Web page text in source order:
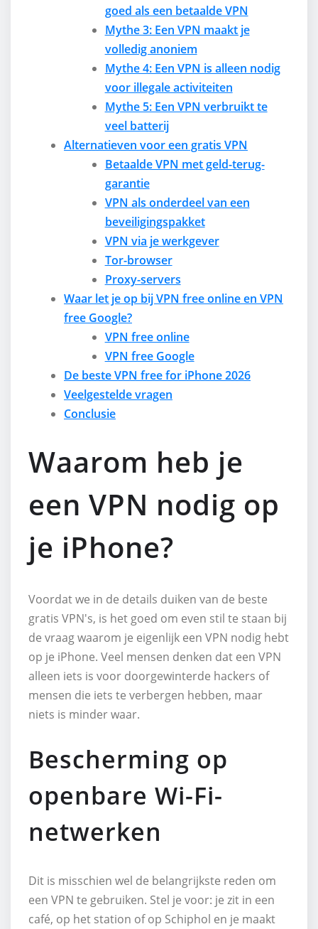
goed als een betaalde VPN
Mythe 3: Een VPN maakt je
volledig anoniem
Mythe 4: Een VPN is alleen nodig
voor illegale activiteiten
Mythe 5: Een VPN verbruikt te
veel batterij
Alternatieven voor een gratis VPN
Betaalde VPN met geld-terug-
garantie
VPN als onderdeel van een
beveiligingspakket
VPN via je werkgever
Tor-browser
Proxy-servers
Waar let je op bij VPN free online en VPN
free Google?
VPN free online
VPN free Google
De beste VPN free for iPhone 2026
Veelgestelde vragen
Conclusie
Waarom heb je
een VPN nodig op
je iPhone?
Voordat we in de details duiken van de beste
gratis VPN's, is het goed om even stil te staan bij
de vraag waarom je eigenlijk een VPN nodig hebt
op je iPhone. Veel mensen denken dat een VPN
alleen iets is voor doorgewinterde hackers of
mensen die iets te verbergen hebben, maar
niets is minder waar.
Bescherming op
openbare Wi-Fi-
netwerken
Dit is misschien wel de belangrijkste reden om
een VPN te gebruiken. Stel je voor: je zit in een
café, op het station of op Schiphol en je maakt